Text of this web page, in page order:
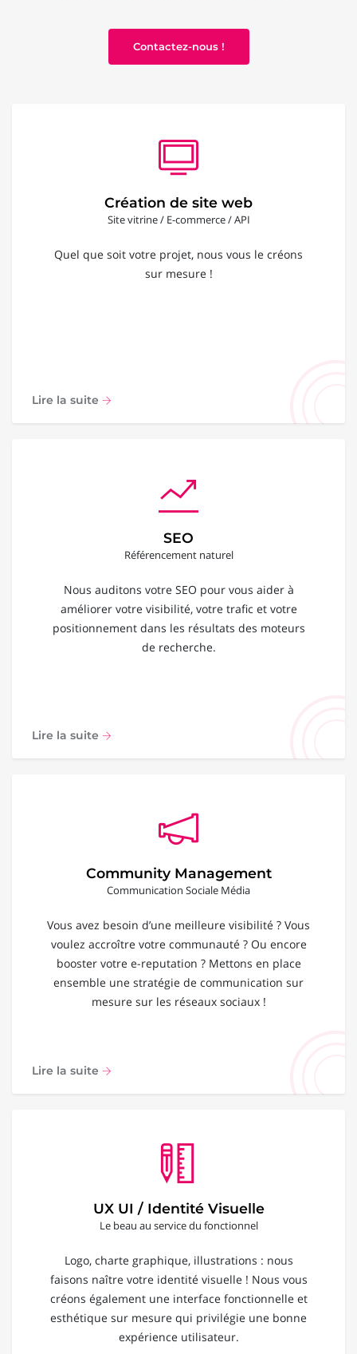
Contactez-nous !
Création de site web
Site vitrine / E-commerce / API
Quel que soit votre projet, nous vous le créons
sur mesure !
Lire la suite
SEO
Référencement naturel
Nous auditons votre SEO pour vous aider à
améliorer votre visibilité, votre trafic et votre
positionnement dans les résultats des moteurs
de recherche.
Lire la suite
Community Management
Communication Sociale Média
Vous avez besoin d’une meilleure visibilité ? Vous
voulez accroître votre communauté ? Ou encore
booster votre e-reputation ? Mettons en place
ensemble une stratégie de communication sur
mesure sur les réseaux sociaux !
Lire la suite
UX UI / Identité Visuelle
Le beau au service du fonctionnel
Logo, charte graphique, illustrations : nous
faisons naître votre identité visuelle ! Nous vous
créons également une interface fonctionnelle et
esthétique sur mesure qui privilégie une bonne
expérience utilisateur.